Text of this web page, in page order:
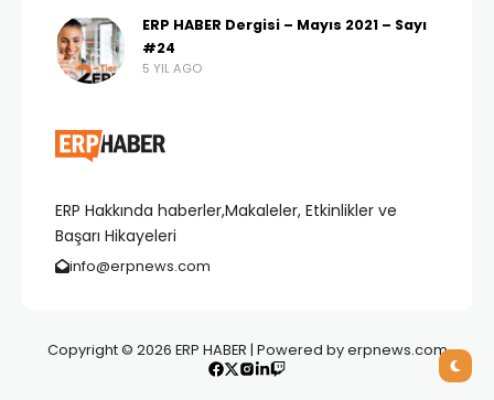
ERP Hakkında haberler,Makaleler, Etkinlikler ve
Başarı Hikayeleri
info@erpnews.com
ERP HABER Dergisi – Mayıs 2021 – Sayı
#24
5 YIL AGO
Copyright © 2026 ERP HABER | Powered by erpnews.com